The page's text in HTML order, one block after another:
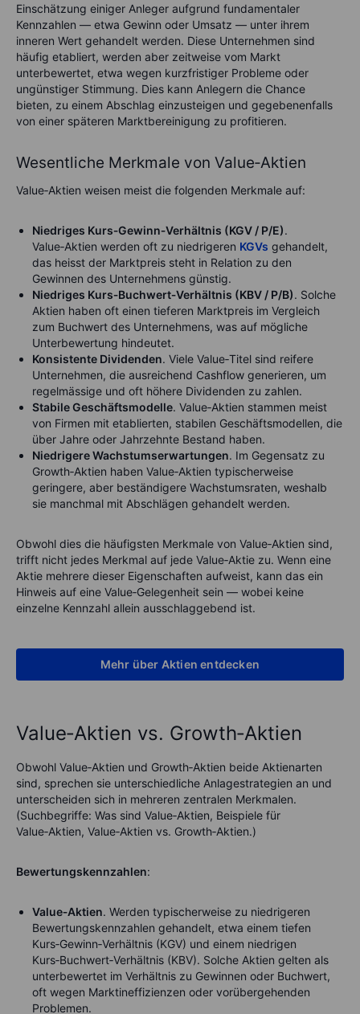
Einschätzung einiger Anleger aufgrund fundamentaler
Kennzahlen — etwa Gewinn oder Umsatz — unter ihrem
inneren Wert gehandelt werden. Diese Unternehmen sind
häufig etabliert, werden aber zeitweise vom Markt
unterbewertet, etwa wegen kurzfristiger Probleme oder
ungünstiger Stimmung. Dies kann Anlegern die Chance
bieten, zu einem Abschlag einzusteigen und gegebenenfalls
von einer späteren Marktbereinigung zu profitieren.
Wesentliche Merkmale von Value‑Aktien
Value‑Aktien weisen meist die folgenden Merkmale auf:
Niedriges Kurs‑Gewinn‑Verhältnis (KGV / P/E).
Value‑Aktien werden oft zu niedrigeren KGVs gehandelt,
das heisst der Marktpreis steht in Relation zu den
Gewinnen des Unternehmens günstig.
Niedriges Kurs‑Buchwert‑Verhältnis (KBV / P/B). Solche
Aktien haben oft einen tieferen Marktpreis im Vergleich
zum Buchwert des Unternehmens, was auf mögliche
Unterbewertung hindeutet.
Konsistente Dividenden. Viele Value‑Titel sind reifere
Unternehmen, die ausreichend Cashflow generieren, um
regelmässige und oft höhere Dividenden zu zahlen.
Stabile Geschäftsmodelle. Value‑Aktien stammen meist
von Firmen mit etablierten, stabilen Geschäftsmodellen, die
über Jahre oder Jahrzehnte Bestand haben.
Niedrigere Wachstumserwartungen. Im Gegensatz zu
Growth‑Aktien haben Value‑Aktien typischerweise
geringere, aber beständigere Wachstumsraten, weshalb
sie manchmal mit Abschlägen gehandelt werden.
Obwohl dies die häufigsten Merkmale von Value‑Aktien sind,
trifft nicht jedes Merkmal auf jede Value‑Aktie zu. Wenn eine
Aktie mehrere dieser Eigenschaften aufweist, kann das ein
Hinweis auf eine Value‑Gelegenheit sein — wobei keine
einzelne Kennzahl allein ausschlaggebend ist.
Mehr über Aktien entdecken
Value‑Aktien vs. Growth‑Aktien
Obwohl Value‑Aktien und Growth‑Aktien beide Aktienarten
sind, sprechen sie unterschiedliche Anlagestrategien an und
unterscheiden sich in mehreren zentralen Merkmalen.
(Suchbegriffe: Was sind Value‑Aktien, Beispiele für
Value‑Aktien, Value‑Aktien vs. Growth‑Aktien.)
Bewertungskennzahlen:
Value‑Aktien. Werden typischerweise zu niedrigeren
Bewertungskennzahlen gehandelt, etwa einem tiefen
Kurs‑Gewinn‑Verhältnis (KGV) und einem niedrigen
Kurs‑Buchwert‑Verhältnis (KBV). Solche Aktien gelten als
unterbewertet im Verhältnis zu Gewinnen oder Buchwert,
oft wegen Marktineffizienzen oder vorübergehenden
Problemen.